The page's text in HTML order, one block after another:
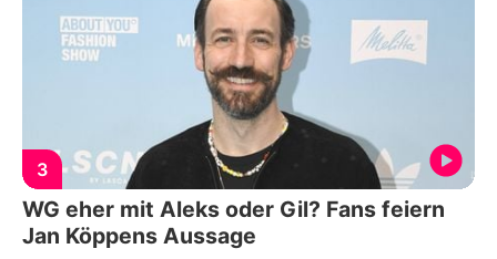
3
WG eher mit Aleks oder Gil? Fans feiern
Jan Köppens Aussage